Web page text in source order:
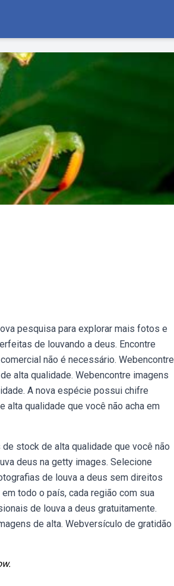
pesquisa para explorar mais fotos e
de louvando a deus. Encontre
não é necessário. Webencontre
alta qualidade. Webencontre imagens
A nova espécie possui chifre
qualidade que você não acha em
stock de alta qualidade que você não
deus na getty images. Selecione
de louva a deus sem direitos
todo o país, cada região com sua
de louva a deus gratuitamente.
de alta. Webversículo de gratidão